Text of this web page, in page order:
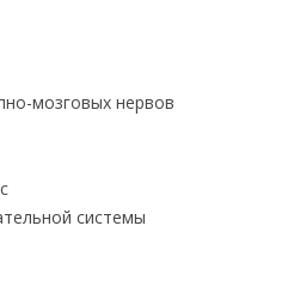
мозговых нервов
системы